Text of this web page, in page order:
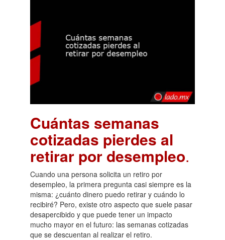
Cuántas semanas
cotizadas pierdes al
retirar por desempleo.
Cuando una persona solicita un retiro por
desempleo, la primera pregunta casi siempre es la
misma: ¿cuánto dinero puedo retirar y cuándo lo
recibiré? Pero, existe otro aspecto que suele pasar
desapercibido y que puede tener un impacto
mucho mayor en el futuro: las semanas cotizadas
que se descuentan al realizar el retiro.